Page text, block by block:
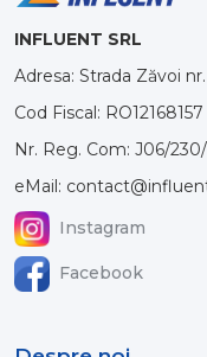
INFLUENT SRL
Adresa: Strada Zăvoi
Cod Fiscal: RO12168157
Nr. Reg. Com: J06/
eMail:
Instagram
Facebook